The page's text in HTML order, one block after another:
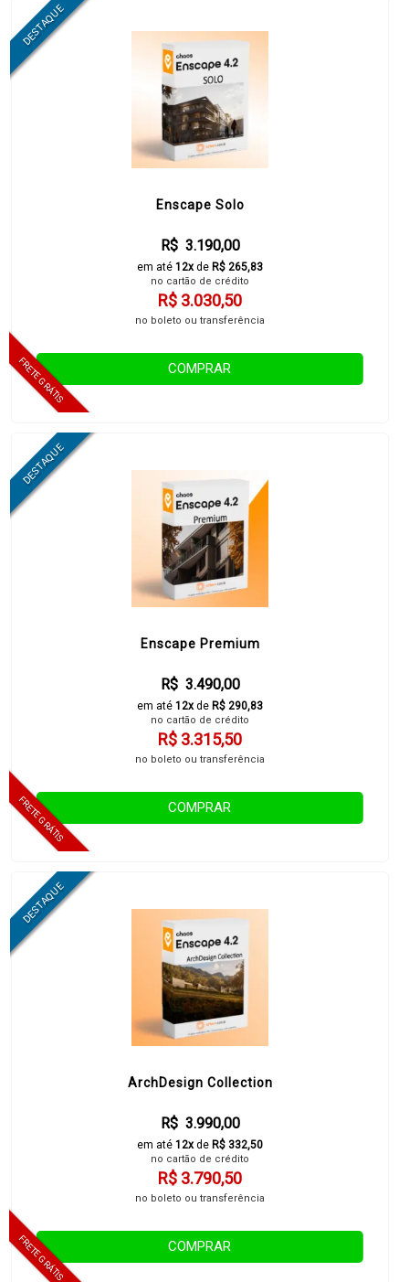
Enscape Solo
R$ 3.190,00
em até 12xde R$ 265,83
no cartão de crédito
R$ 3.030,50
no boleto ou transferência
COMPRAR
Enscape Premium
R$ 3.490,00
em até 12xde R$ 290,83
no cartão de crédito
R$ 3.315,50
no boleto ou transferência
COMPRAR
ArchDesign Collection
R$ 3.990,00
em até 12xde R$ 332,50
no cartão de crédito
R$ 3.790,50
no boleto ou transferência
COMPRAR